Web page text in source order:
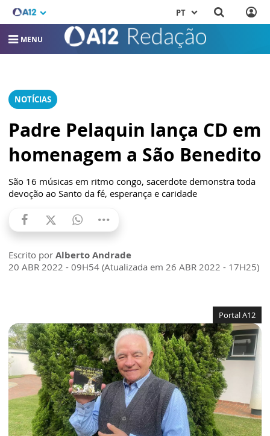
PT
MENU
NOTÍCIAS
Padre Pelaquin lança CD em
homenagem a São Benedito
São 16 músicas em ritmo congo, sacerdote demonstra toda
devoção ao Santo da fé, esperança e caridade
Escrito por Alberto Andrade
20 ABR 2022 - 09H54 (Atualizada em 26 ABR 2022 - 17H25)
Portal A12